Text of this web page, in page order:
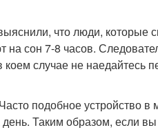
что люди, которые
сон 7-8 часов.
случае не наедайтесь
подобное устройство
Таким образом, если